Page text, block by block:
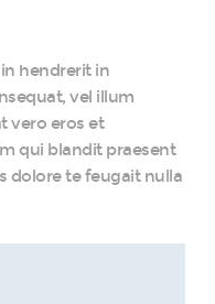
hendrerit in
vel illum
vero eros et
qui blandit praesent
dolore te feugait nulla